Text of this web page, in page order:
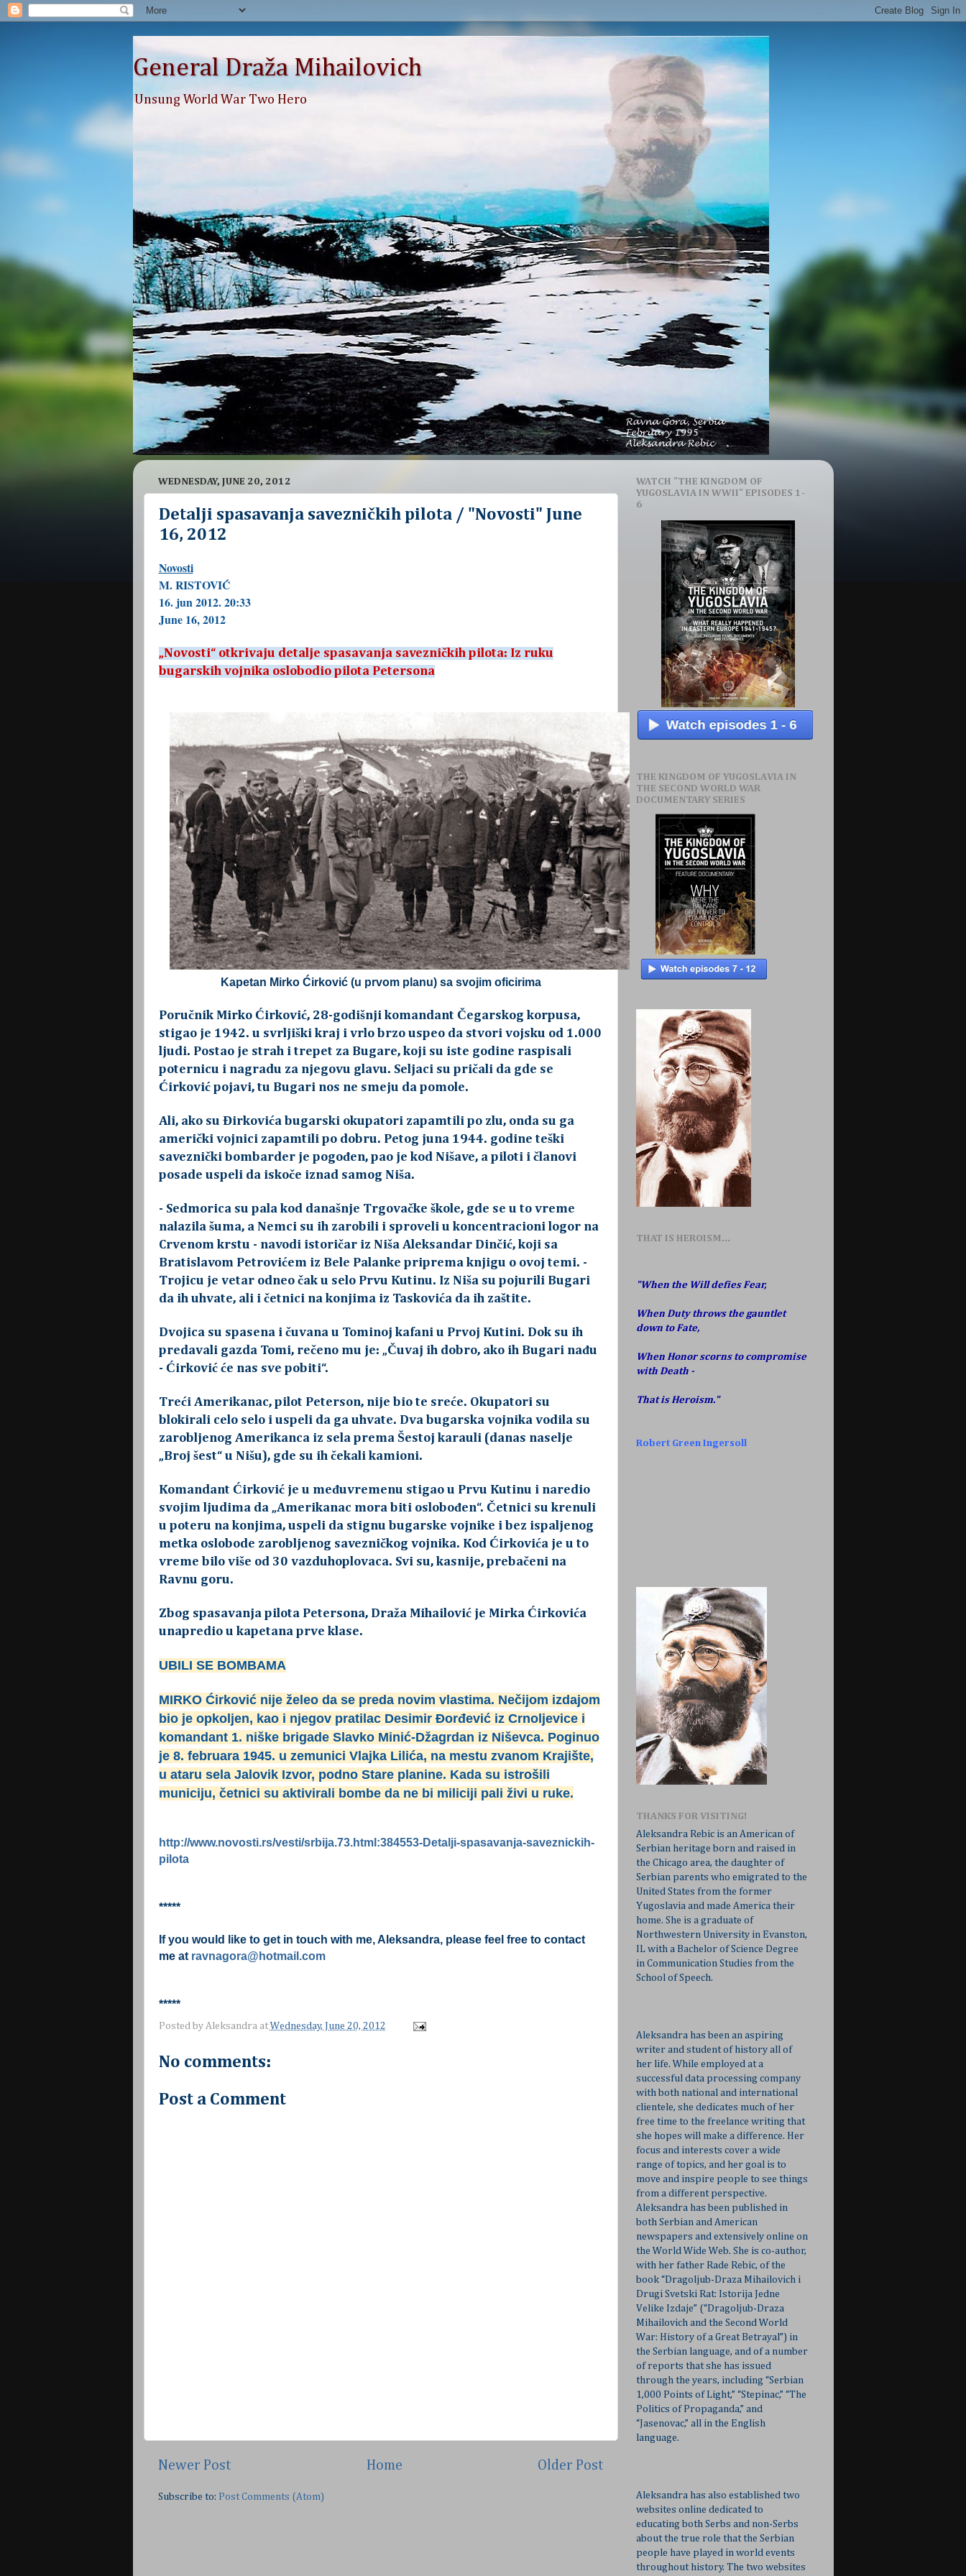
General Draža Mihailovich
Unsung World War Two Hero
WEDNESDAY, JUNE 20, 2012
Detalji spasavanja savezničkih pilota / "Novosti" June
16, 2012
Novosti
M. RISTOVIĆ
16. jun 2012. 20:33
June 16, 2012
„Novosti“ otkrivaju detalje spasavanja savezničkih pilota: Iz ruku
bugarskih vojnika oslobodio pilota Petersona
Kapetan Mirko Ćirković (u prvom planu) sa svojim oficirima
Poručnik Mirko Ćirković, 28-godišnji komandant Čegarskog korpusa,
stigao je 1942. u svrljiški kraj i vrlo brzo uspeo da stvori vojsku od 1.000
ljudi. Postao je strah i trepet za Bugare, koji su iste godine raspisali
poternicu i nagradu za njegovu glavu. Seljaci su pričali da gde se
Ćirković pojavi, tu Bugari nos ne smeju da pomole.
Ali, ako su Đirkovića bugarski okupatori zapamtili po zlu, onda su ga
američki vojnici zapamtili po dobru. Petog juna 1944. godine teški
saveznički bombarder je pogođen, pao je kod Nišave, a piloti i članovi
posade uspeli da iskoče iznad samog Niša.
- Sedmorica su pala kod današnje Trgovačke škole, gde se u to vreme
nalazila šuma, a Nemci su ih zarobili i sproveli u koncentracioni logor na
Crvenom krstu - navodi istoričar iz Niša Aleksandar Dinčić, koji sa
Bratislavom Petrovićem iz Bele Palanke priprema knjigu o ovoj temi. -
Trojicu je vetar odneo čak u selo Prvu Kutinu. Iz Niša su pojurili Bugari
da ih uhvate, ali i četnici na konjima iz Taskovića da ih zaštite.
Dvojica su spasena i čuvana u Tominoj kafani u Prvoj Kutini. Dok su ih
predavali gazda Tomi, rečeno mu je: „Čuvaj ih dobro, ako ih Bugari nađu
- Ćirković će nas sve pobiti“.
Treći Amerikanac, pilot Peterson, nije bio te sreće. Okupatori su
blokirali celo selo i uspeli da ga uhvate. Dva bugarska vojnika vodila su
zarobljenog Amerikanca iz sela prema Šestoj karauli (danas naselje
„Broj šest“ u Nišu), gde su ih čekali kamioni.
Komandant Ćirković je u međuvremenu stigao u Prvu Kutinu i naredio
svojim ljudima da „Amerikanac mora biti oslobođen“. Četnici su krenuli
u poteru na konjima, uspeli da stignu bugarske vojnike i bez ispaljenog
metka oslobode zarobljenog savezničkog vojnika. Kod Ćirkovića je u to
vreme bilo više od 30 vazduhoplovaca. Svi su, kasnije, prebačeni na
Ravnu goru.
Zbog spasavanja pilota Petersona, Draža Mihailović je Mirka Ćirkovića
unapredio u kapetana prve klase.
UBILI SE BOMBAMA
MIRKO Ćirković nije želeo da se preda novim vlastima. Nečijom izdajom
bio je opkoljen, kao i njegov pratilac Desimir Đorđević iz Crnoljevice i
komandant 1. niške brigade Slavko Minić-Džagrdan iz Niševca. Poginuo
je 8. februara 1945. u zemunici Vlajka Lilića, na mestu zvanom Krajište,
u ataru sela Jalovik Izvor, podno Stare planine. Kada su istrošili
municiju, četnici su aktivirali bombe da ne bi miliciji pali živi u ruke.
http://www.novosti.rs/vesti/srbija.73.html:384553-Detalji-spasavanja-saveznickih-
pilota
*****
If you would like to get in touch with me, Aleksandra, please feel free to contact
me at ravnagora@hotmail.com
*****
Posted by Aleksandra atWednesday, June 20, 2012
No comments:
Post a Comment
Newer Post Older Post
Home
Subscribe to: Post Comments (Atom)
WATCH "THE KINGDOM OF
YUGOSLAVIA IN WWII" EPISODES 1-
6
THE KINGDOM OF YUGOSLAVIA IN
THE SECOND WORLD WAR
DOCUMENTARY SERIES
THAT IS HEROISM...
"When the Will defies Fear,
When Duty throws the gauntlet
down to Fate,
When Honor scorns to compromise
with Death -
That is Heroism."
Robert Green Ingersoll
THANKS FOR VISITING!
Aleksandra Rebic is an American of
Serbian heritage born and raised in
the Chicago area, the daughter of
Serbian parents who emigrated to the
United States from the former
Yugoslavia and made America their
home. She is a graduate of
Northwestern University in Evanston,
IL with a Bachelor of Science Degree
in Communication Studies from the
School of Speech.
Aleksandra has been an aspiring
writer and student of history all of
her life. While employed at a
successful data processing company
with both national and international
clientele, she dedicates much of her
free time to the freelance writing that
she hopes will make a difference. Her
focus and interests cover a wide
range of topics, and her goal is to
move and inspire people to see things
from a different perspective.
Aleksandra has been published in
both Serbian and American
newspapers and extensively online on
the World Wide Web. She is co-author,
with her father Rade Rebic, of the
book “Dragoljub-Draza Mihailovich i
Drugi Svetski Rat: Istorija Jedne
Velike Izdaje” (“Dragoljub-Draza
Mihailovich and the Second World
War: History of a Great Betrayal”) in
the Serbian language, and of a number
of reports that she has issued
through the years, including “Serbian
1,000 Points of Light,” “Stepinac,” “The
Politics of Propaganda,” and
“Jasenovac,” all in the English
language.
Aleksandra has also established two
websites online dedicated to
educating both Serbs and non-Serbs
about the true role that the Serbian
people have played in world events
throughout history. The two websites